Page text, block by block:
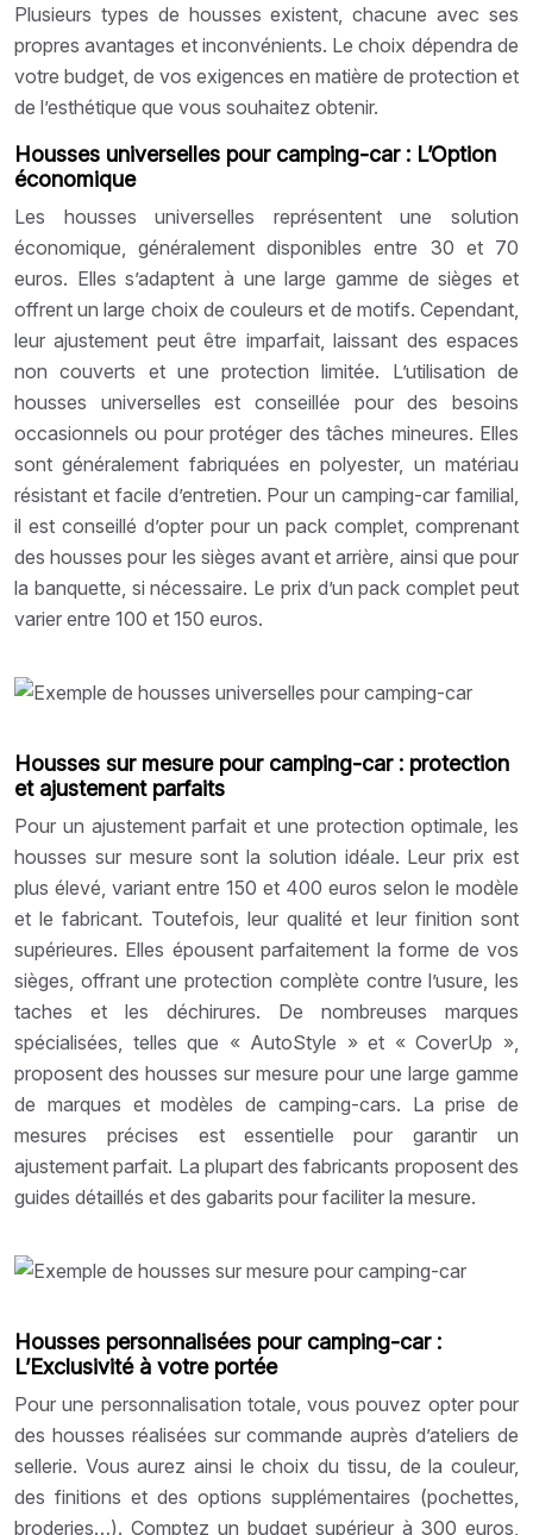
Plusieurs types de housses existent, chacune avec ses
propres avantages et inconvénients. Le choix dépendra de
votre budget, de vos exigences en matière de protection et
de l’esthétique que vous souhaitez obtenir.
Housses universelles pour camping-car : L’Option
économique
Les housses universelles représentent une solution
économique, généralement disponibles entre 30 et 70
euros. Elles s’adaptent à une large gamme de sièges et
offrent un large choix de couleurs et de motifs. Cependant,
leur ajustement peut être imparfait, laissant des espaces
non couverts et une protection limitée. L’utilisation de
housses universelles est conseillée pour des besoins
occasionnels ou pour protéger des tâches mineures. Elles
sont généralement fabriquées en polyester, un matériau
résistant et facile d’entretien. Pour un camping-car familial,
il est conseillé d’opter pour un pack complet, comprenant
des housses pour les sièges avant et arrière, ainsi que pour
la banquette, si nécessaire. Le prix d’un pack complet peut
varier entre 100 et 150 euros.
Housses sur mesure pour camping-car : protection
et ajustement parfaits
Pour un ajustement parfait et une protection optimale, les
housses sur mesure sont la solution idéale. Leur prix est
plus élevé, variant entre 150 et 400 euros selon le modèle
et le fabricant. Toutefois, leur qualité et leur finition sont
supérieures. Elles épousent parfaitement la forme de vos
sièges, offrant une protection complète contre l’usure, les
taches et les déchirures. De nombreuses marques
spécialisées, telles que « AutoStyle » et « CoverUp »,
proposent des housses sur mesure pour une large gamme
de marques et modèles de camping-cars. La prise de
mesures précises est essentielle pour garantir un
ajustement parfait. La plupart des fabricants proposent des
guides détaillés et des gabarits pour faciliter la mesure.
Housses personnalisées pour camping-car :
L’Exclusivité à votre portée
Pour une personnalisation totale, vous pouvez opter pour
des housses réalisées sur commande auprès d’ateliers de
sellerie. Vous aurez ainsi le choix du tissu, de la couleur,
des finitions et des options supplémentaires (pochettes,
broderies…). Comptez un budget supérieur à 300 euros,